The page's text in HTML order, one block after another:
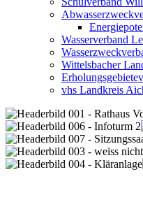
Wasserverband
Wittelsbacher
vhs Landkreis